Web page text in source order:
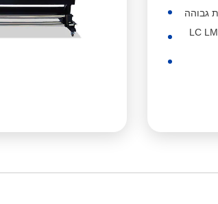
צבע: 5-8 COLORSCMYKW+(לכה LC LM